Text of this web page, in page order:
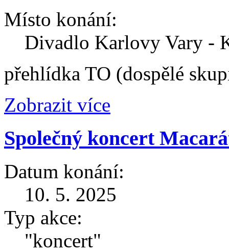
Místo konání:
Divadlo Karlovy Vary -
přehlídka TO (dospělé
Zobrazit více
Společný koncert
Datum konání:
10. 5. 2025
Typ akce:
"koncert"